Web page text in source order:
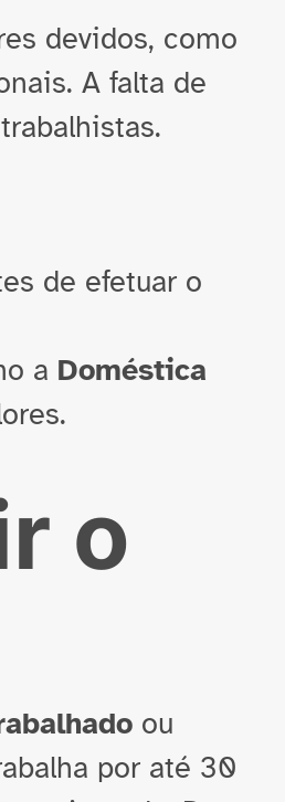
devidos, como
A falta de
de efetuar o
a Doméstica
o
ou
por até 30